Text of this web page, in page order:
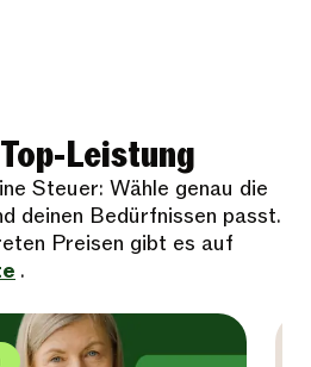
Leistung
Steuer: Wähle genau die
deinen Bedürfnissen passt.
Preisen gibt es auf
.